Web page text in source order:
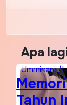
Apa
Umminani /
Tahun